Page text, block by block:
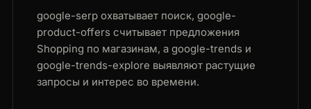
google-serp охватывает поиск, google-
product-offers считывает предложения
Shopping по магазинам, а google-trends и
google-trends-explore выявляют растущие
запросы и интерес во времени.